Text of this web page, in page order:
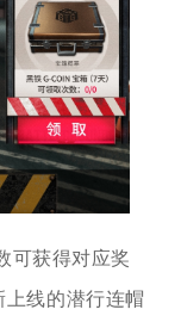
可获得对应奖
线的潜行连帽